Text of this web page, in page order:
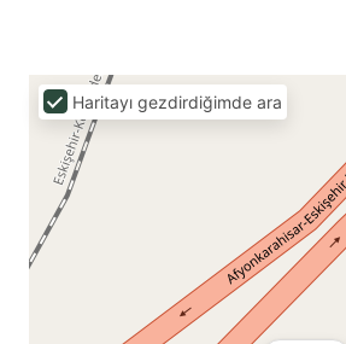
Haritayı gezdirdiğimde ara